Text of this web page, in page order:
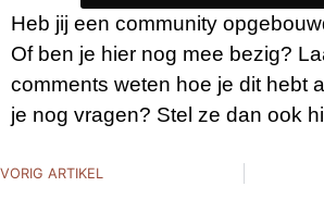
Heb jij een community
Of ben je hier nog mee bezig?
comments weten hoe je dit hebt
je nog vragen? Stel ze dan ook
VORIG ARTIKEL